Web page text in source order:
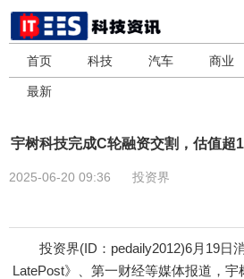
首页 科技 汽车 商业
最新
宇树科技完成C轮融资交割，估值超
2025-06-20 09:36 投资界
投资界(ID：pedaily2012)6月19日
LatePost》、第一财经等媒体报道，